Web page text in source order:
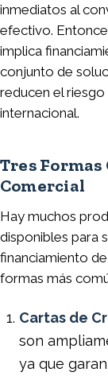
inmediatos al
efectivo.
implica
conjunto de
reducen el
internacional.
Tres
Comercial
Hay muchos
disponibles para
financiamiento
formas más
Cartas de
son
ya que